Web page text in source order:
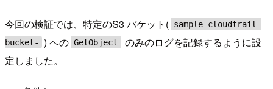
今回の検証では、特定のS3 バケット( sample-cloudtrail-
bucket-
) への GetObject
のみのログを記録するように設
定しました。